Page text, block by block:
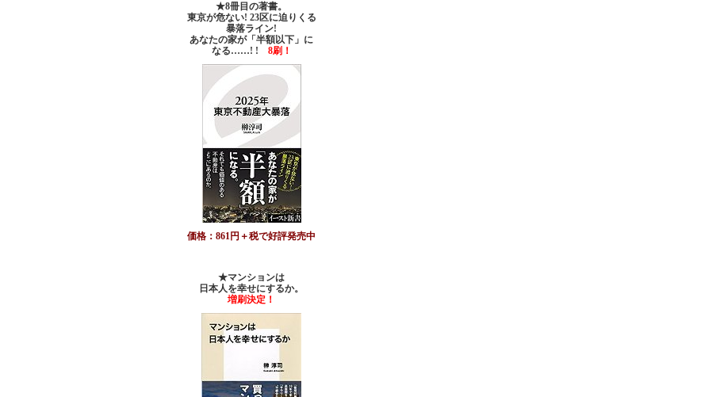
★8冊目の著書。
東京が危ない! 23区に迫りくる
暴落ライン!
あなたの家が「半額以下」に
なる……! ! 8刷！
価格：861円＋税で好評発売中
★マンションは
日本人を幸せにするか。
増刷決定！